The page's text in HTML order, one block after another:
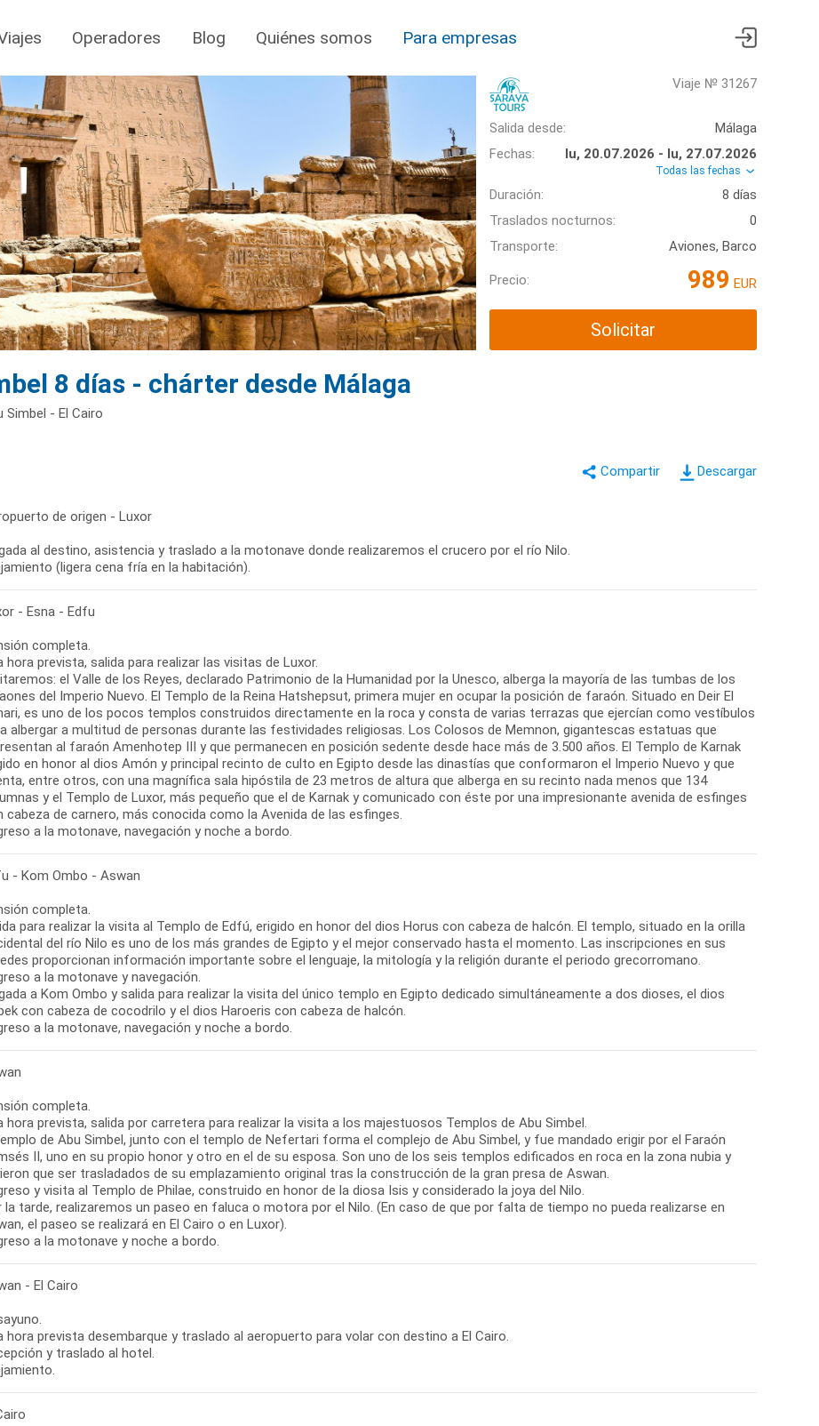
Operadores Blog Quiénes somos Para empresas
Viaje № 31267
Salida desde:
Málaga
Fechas:
lu, 20.07.2026 - lu, 27.07.2026
Todas las fechas
Duración:
8 días
Traslados nocturnos:
0
Transporte:
Aviones, Barco
Precio: 989 EUR
Solicitar
8 días - chárter desde Málaga
- El Cairo
Descargar
de origen - Luxor
al destino, asistencia y traslado a la motonave donde realizaremos el crucero por el río Nilo.
(ligera cena fría en la habitación).
- Esna - Edfu
completa.
hora prevista, salida para realizar las visitas de Luxor.
el Valle de los Reyes, declarado Patrimonio de la Humanidad por la Unesco, alberga la mayoría de las tumbas de los
del Imperio Nuevo. El Templo de la Reina Hatshepsut, primera mujer en ocupar la posición de faraón. Situado en Deir El
es uno de los pocos templos construidos directamente en la roca y consta de varias terrazas que ejercían como vestíbulos
albergar a multitud de personas durante las festividades religiosas. Los Colosos de Memnon, gigantescas estatuas que
al faraón Amenhotep III y que permanecen en posición sedente desde hace más de 3.500 años. El Templo de Karnak
en honor al dios Amón y principal recinto de culto en Egipto desde las dinastías que conformaron el Imperio Nuevo y que
entre otros, con una magnífica sala hipóstila de 23 metros de altura que alberga en su recinto nada menos que 134
y el Templo de Luxor, más pequeño que el de Karnak y comunicado con éste por una impresionante avenida de esfinges
cabeza de carnero, más conocida como la Avenida de las esfinges.
a la motonave, navegación y noche a bordo.
- Kom Ombo - Aswan
completa.
para realizar la visita al Templo de Edfú, erigido en honor del dios Horus con cabeza de halcón. El templo, situado en la orilla
del río Nilo es uno de los más grandes de Egipto y el mejor conservado hasta el momento. Las inscripciones en sus
proporcionan información importante sobre el lenguaje, la mitología y la religión durante el periodo grecorromano.
a la motonave y navegación.
a Kom Ombo y salida para realizar la visita del único templo en Egipto dedicado simultáneamente a dos dioses, el dios
con cabeza de cocodrilo y el dios Haroeris con cabeza de halcón.
a la motonave, navegación y noche a bordo.
completa.
hora prevista, salida por carretera para realizar la visita a los majestuosos Templos de Abu Simbel.
de Abu Simbel, junto con el templo de Nefertari forma el complejo de Abu Simbel, y fue mandado erigir por el Faraón
II, uno en su propio honor y otro en el de su esposa. Son uno de los seis templos edificados en roca en la zona nubia y
que ser trasladados de su emplazamiento original tras la construcción de la gran presa de Aswan.
y visita al Templo de Philae, construido en honor de la diosa Isis y considerado la joya del Nilo.
la tarde, realizaremos un paseo en faluca o motora por el Nilo. (En caso de que por falta de tiempo no pueda realizarse en
el paseo se realizará en El Cairo o en Luxor).
a la motonave y noche a bordo.
- El Cairo
hora prevista desembarque y traslado al aeropuerto para volar con destino a El Cairo.
y traslado al hotel.